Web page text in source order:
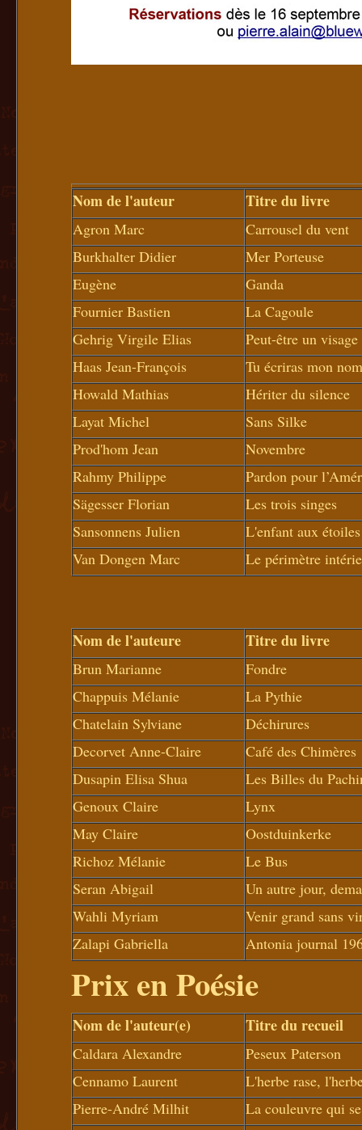
Nom de l'auteur Titre du livre
Agron Marc
Carrousel du vent
Burkhalter Didier
Mer Porteuse
Eugène
Ganda
Fournier Bastien
La Cagoule
Gehrig Virgile Elias
Peut-être un visage
Haas Jean-François
Tu écriras mon
Howald Mathias
Hériter du silence
Layat Michel
Sans Silke
Prod'hom Jean
Novembre
Rahmy Philippe
Pardon pour
Sägesser Florian
Les trois singes
Sansonnens Julien
L'enfant aux étoiles
Van Dongen Marc
Le périmètre
Nom de l'auteure Titre du livre
Brun Marianne
Fondre
Chappuis Mélanie
La Pythie
Chatelain Sylviane
Déchirures
Decorvet Anne-Claire
Café des Chimères
Dusapin Elisa Shua
Les Billes du
Genoux Claire
Lynx
May Claire
Oostduinkerke
Richoz Mélanie
Le Bus
Seran Abigail
Un autre jour,
Wahli Myriam
Venir grand sans
Zalapi Gabriella
Antonia journal
Prix en Poésie
Nom de l'auteur(e) Titre du recueil
Caldara Alexandre
Peseux Paterson
Cennamo Laurent
L'herbe rase,
Pierre-André Milhit
La couleuvre qui